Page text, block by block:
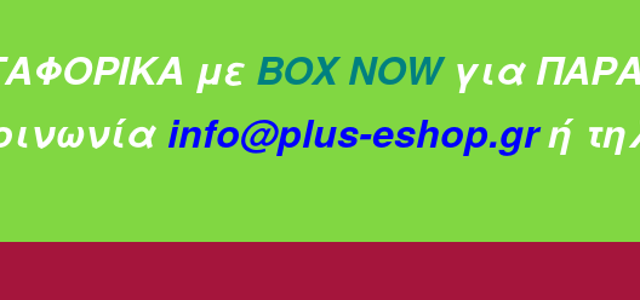
με BOX NOW για
info@plus-eshop.grή